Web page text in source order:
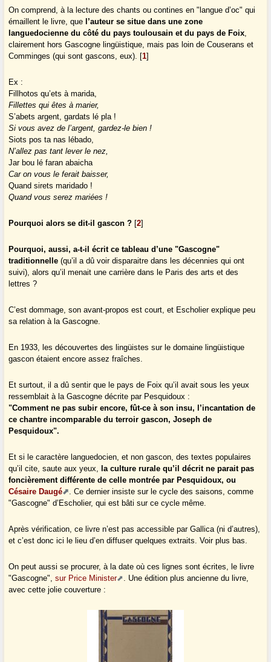
On comprend, à la lecture des chants ou contines en "langue d’oc" qui
émaillent le livre, que l’auteur se situe dans une zone
languedocienne du côté du pays toulousain et du pays de Foix,
clairement hors Gascogne lingüistique, mais pas loin de Couserans et
Comminges (qui sont gascons, eux). [1]
Ex :
Fillhotos qu’ets à marida,
Fillettes qui êtes à marier,
S’abets argent, gardats lé pla !
Si vous avez de l’argent, gardez-le bien !
Siots pos ta nas lébado,
N’allez pas tant lever le nez,
Jar bou lé faran abaicha
Car on vous le ferait baisser,
Quand sirets maridado !
Quand vous serez mariées !
Pourquoi alors se dit-il gascon ? [2]
Pourquoi, aussi, a-t-il écrit ce tableau d’une "Gascogne"
traditionnelle (qu’il a dû voir disparaitre dans les décennies qui ont
suivi), alors qu’il menait une carrière dans le Paris des arts et des
lettres ?
C’est dommage, son avant-propos est court, et Escholier explique peu
sa relation à la Gascogne.
En 1933, les découvertes des lingüistes sur le domaine lingüistique
gascon étaient encore assez fraîches.
Et surtout, il a dû sentir que le pays de Foix qu’il avait sous les yeux
ressemblait à la Gascogne décrite par Pesquidoux :
"Comment ne pas subir encore, fût-ce à son insu, l’incantation de
ce chantre incomparable du terroir gascon, Joseph de
Pesquidoux".
Et si le caractère languedocien, et non gascon, des textes populaires
qu’il cite, saute aux yeux, la culture rurale qu’il décrit ne parait pas
foncièrement différente de celle montrée par Pesquidoux, ou
Césaire Daugé
. Ce dernier insiste sur le cycle des saisons, comme
"Gascogne" d’Escholier, qui est bâti sur ce cycle même.
Après vérification, ce livre n’est pas accessible par Gallica (ni d’autres),
et c’est donc ici le lieu d’en diffuser quelques extraits. Voir plus bas.
On peut aussi se procurer, à la date où ces lignes sont écrites, le livre
"Gascogne",sur Price Minister
. Une édition plus ancienne du livre,
avec cette jolie couverture :